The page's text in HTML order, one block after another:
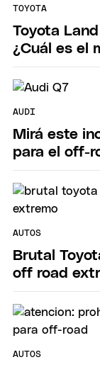
TOYOTA
Toyota
¿Cuál es el
AUDI
Mirá este
para el off-
AUTOS
Brutal
off road
AUTOS